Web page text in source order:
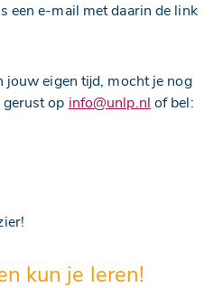
een e-mail met daarin de link
eigen tijd, mocht je nog
op info@unlp.nl of bel:
kun je leren!